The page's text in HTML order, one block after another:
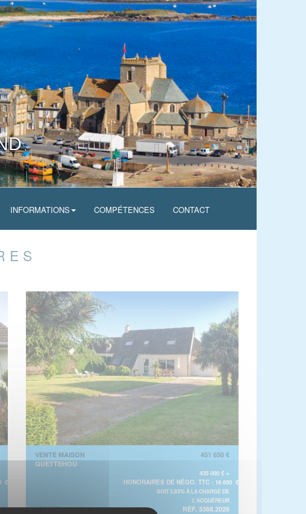
INFORMATIONS COMPÉTENCES CONTACT
€
VENTE MAISON
451 650 €
QUETTEHOU
435 000 € +
HONORAIRES DE NÉGO. TTC : 16 650 €
SOIT 3,83% À LA CHARGE DE
L'ACQUÉREUR
104.0 M² RÉF. 3368.2026